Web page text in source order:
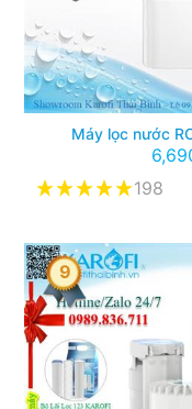
Máy lọc nước
198
9